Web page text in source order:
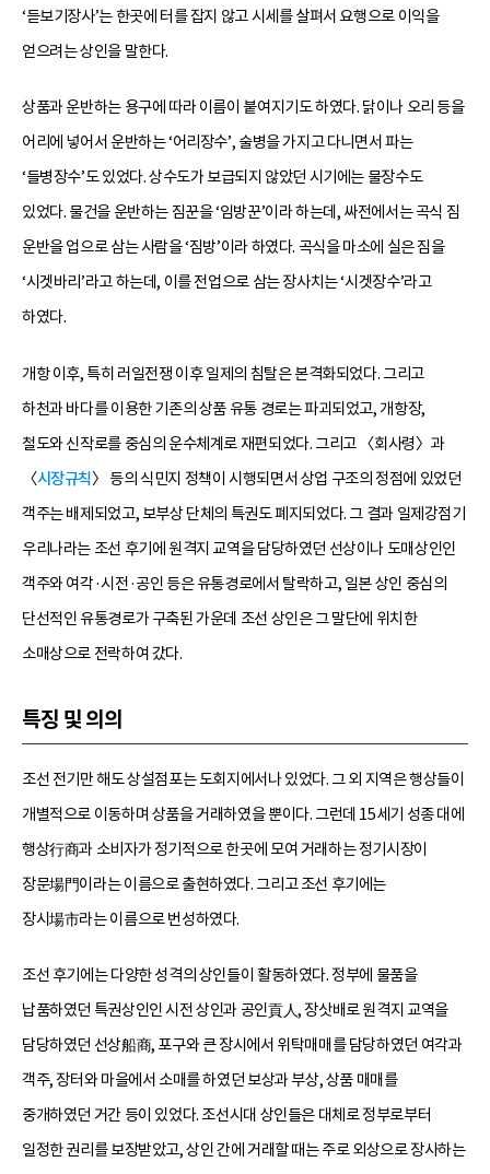
‘듣보기장사’는 한곳에 터를 잡지 않고 시세를 살펴서 요행으로 이익을
얻으려는 상인을 말한다.
상품과 운반하는 용구에 따라 이름이 붙여지기도 하였다. 닭이나 오리 등을
어리에 넣어서 운반하는 ‘어리장수’, 술병을 가지고 다니면서 파는
‘들병장수’도 있었다. 상수도가 보급되지 않았던 시기에는 물장수도
있었다. 물건을 운반하는 짐꾼을 ‘임방꾼’이라 하는데, 싸전에서는 곡식 짐
운반을 업으로 삼는 사람을 ‘짐방’이라 하였다. 곡식을 마소에 실은 짐을
‘시겟바리’라고 하는데, 이를 전업으로 삼는 장사치는 ‘시겟장수’라고
하였다.
개항 이후, 특히 러일전쟁 이후 일제의 침탈은 본격화되었다. 그리고
하천과 바다를 이용한 기존의 상품 유통 경로는 파괴되었고, 개항장,
철도와 신작로를 중심의 운수체계로 재편되었다. 그리고 〈회사령〉과
〈시장규칙〉 등의 식민지 정책이 시행되면서 상업 구조의 정점에 있었던
객주는 배제되었고, 보부상 단체의 특권도 폐지되었다. 그 결과 일제강점기
우리나라는 조선 후기에 원격지 교역을 담당하였던 선상이나 도매상인인
객주와 여각·시전·공인 등은 유통경로에서 탈락하고, 일본 상인 중심의
단선적인 유통경로가 구축된 가운데 조선 상인은 그 말단에 위치한
소매상으로 전락하여 갔다.
특징 및 의의
조선 전기만 해도 상설점포는 도회지에서나 있었다. 그 외 지역은 행상들이
개별적으로 이동하며 상품을 거래하였을 뿐이다. 그런데 15세기 성종 대에
행상行商과 소비자가 정기적으로 한곳에 모여 거래하는 정기시장이
장문場門이라는 이름으로 출현하였다. 그리고 조선 후기에는
장시場市라는 이름으로 번성하였다.
조선 후기에는 다양한 성격의 상인들이 활동하였다. 정부에 물품을
납품하였던 특권상인인 시전 상인과 공인貢人, 장삿배로 원격지 교역을
담당하였던 선상船商, 포구와 큰 장시에서 위탁매매를 담당하였던 여각과
객주, 장터와 마을에서 소매를 하였던 보상과 부상, 상품 매매를
중개하였던 거간 등이 있었다. 조선시대 상인들은 대체로 정부로부터
일정한 권리를 보장받았고, 상인 간에 거래할 때는 주로 외상으로 장사하는